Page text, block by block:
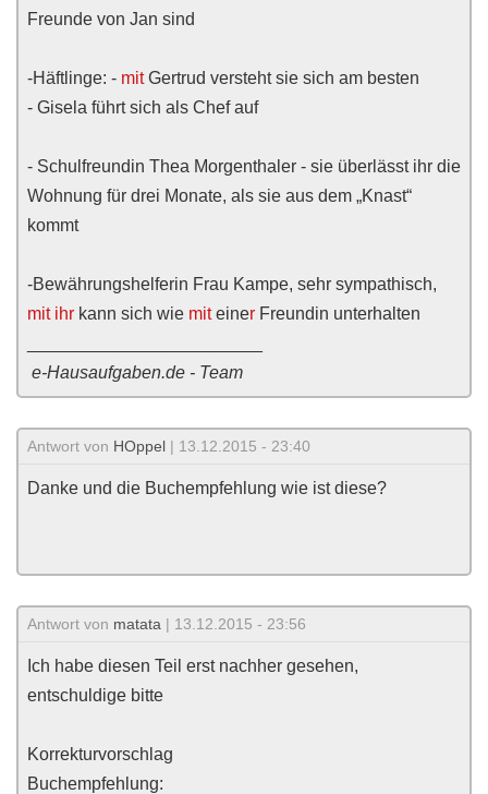
Freunde von Jan sind
-Häftlinge: - mitGertrud versteht sie sich am besten
- Gisela führt sich als Chef auf
- Schulfreundin Thea Morgenthaler - sie überlässt ihr die
Wohnung für drei Monate, als sie aus dem „Knast“
kommt
-Bewährungshelferin Frau Kampe, sehr sympathisch,
mit ihr kann sich wie miteiner Freundin unterhalten
e-Hausaufgaben.de - Team
Antwort von HOppel | 13.12.2015 - 23:40
Danke und die Buchempfehlung wie ist diese?
Antwort von matata | 13.12.2015 - 23:56
Ich habe diesen Teil erst nachher gesehen,
entschuldige bitte
Korrekturvorschlag
Buchempfehlung: